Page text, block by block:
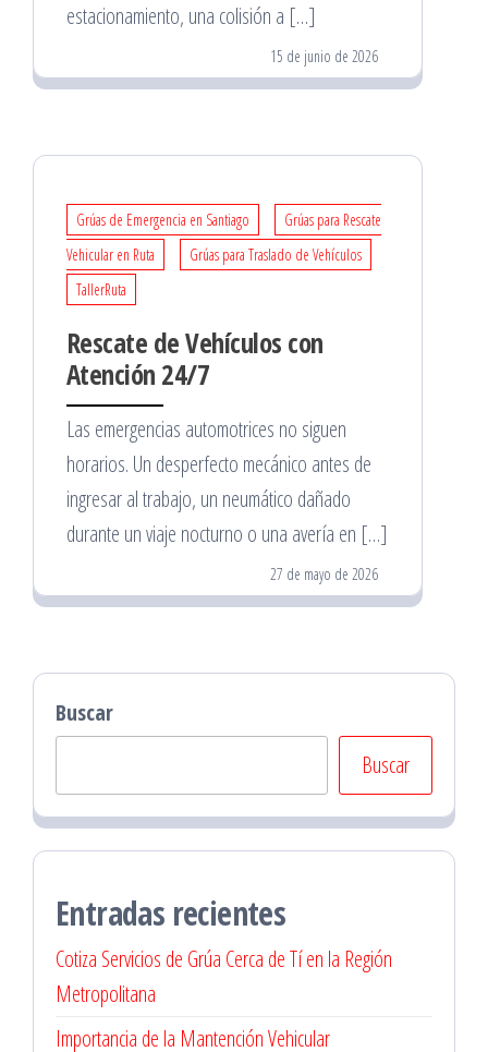
estacionamiento, una colisión a […]
15 de junio de 2026
Grúas de Emergencia en Santiago
Grúas para Rescate
Vehicular en Ruta
Grúas para Traslado de Vehículos
TallerRuta
Rescate de Vehículos con
Atención 24/7
Las emergencias automotrices no siguen
horarios. Un desperfecto mecánico antes de
ingresar al trabajo, un neumático dañado
durante un viaje nocturno o una avería en […]
27 de mayo de 2026
Buscar
Buscar
Entradas recientes
Cotiza Servicios de Grúa Cerca de Tí en la Región
Metropolitana
Importancia de la Mantención Vehicular